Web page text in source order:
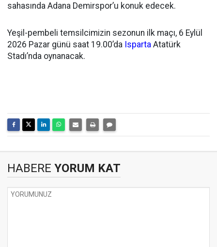
sahasında Adana Demirspor’u konuk edecek.
Yeşil-pembeli temsilcimizin sezonun ilk maçı, 6 Eylül
2026 Pazar günü saat 19.00’da Isparta Atatürk
Stadı’nda oynanacak.
HABERE YORUM KAT